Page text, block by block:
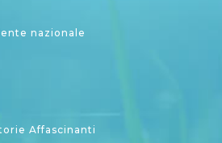
nazionale
Affascinanti